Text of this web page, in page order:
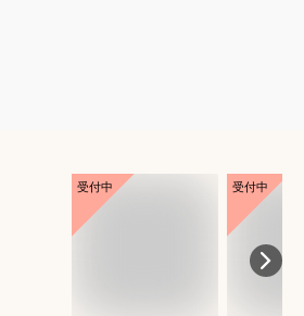
受付中 受付中